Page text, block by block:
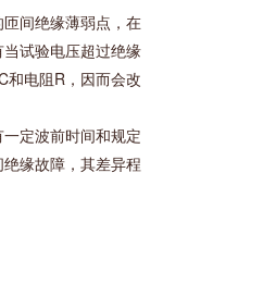
间绝缘薄弱点，在
试验电压超过绝缘
和电阻R，因而会改
定波前时间和规定
缘故障，其差异程